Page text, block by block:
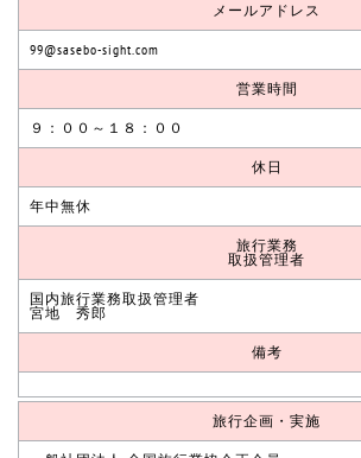
メールアドレス
99@sasebo-sight.com
営業時間
９：００～１８：００
休日
年中無休
旅行業務
取扱管理者
国内旅行業務取扱管理者
宮地 秀郎
備考
旅行企画・実施